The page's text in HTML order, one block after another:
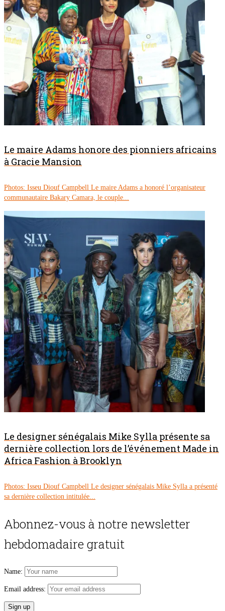
Le maire Adams honore des pionniers africains
à Gracie Mansion
Photos: Isseu Diouf Campbell Le maire Adams a honoré l’organisateur
communautaire Bakary Camara, le couple...
Le designer sénégalais Mike Sylla présente sa
dernière collection lors de l’événement Made in
Africa Fashion à Brooklyn
Photos: Isseu Diouf Campbell Le designer sénégalais Mike Sylla a présenté
sa dernière collection intitulée...
Abonnez-vous à notre newsletter
hebdomadaire gratuit
Name:
Email address: